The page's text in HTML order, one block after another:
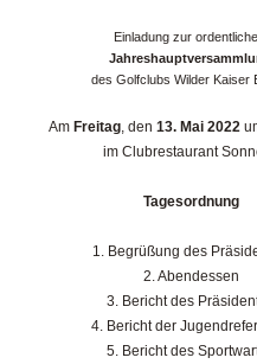
Einladung zur
des Golfclubs Wilder Kaiser
Am Freitag, den 13. Mai 2022
im Clubrestaurant
Tagesordnung
1. Begrüßung des
2. Abendessen
3. Bericht des
4. Bericht der
5. Bericht des